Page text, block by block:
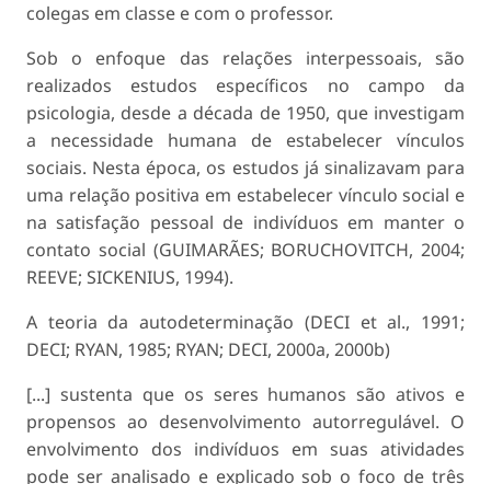
colegas em classe e com o professor.
Sob o enfoque das relações interpessoais, são
realizados estudos específicos no campo da
psicologia, desde a década de 1950, que investigam
a necessidade humana de estabelecer vínculos
sociais. Nesta época, os estudos já sinalizavam para
uma relação positiva em estabelecer vínculo social e
na satisfação pessoal de indivíduos em manter o
contato social (GUIMARÃES; BORUCHOVITCH, 2004;
REEVE; SICKENIUS, 1994).
A teoria da autodeterminação (DECI et al., 1991;
DECI; RYAN, 1985; RYAN; DECI, 2000a, 2000b)
[...] sustenta que os seres humanos são ativos e
propensos ao desenvolvimento autorregulável. O
envolvimento dos indivíduos em suas atividades
pode ser analisado e explicado sob o foco de três